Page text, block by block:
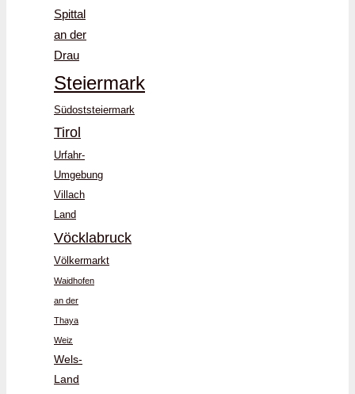
Spittal
an der
Drau
Steiermark
Südoststeiermark
Tirol
Urfahr-
Umgebung
Villach
Land
Vöcklabruck
Völkermarkt
Waidhofen
an der
Thaya
Weiz
Wels-
Land